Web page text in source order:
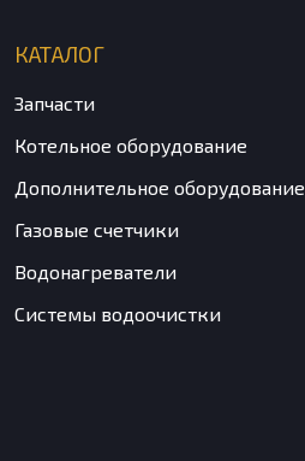
КАТАЛОГ
Запчасти
Котельное оборудование
Дополнительное оборудование
Газовые счетчики
Водонагреватели
Системы водоочистки